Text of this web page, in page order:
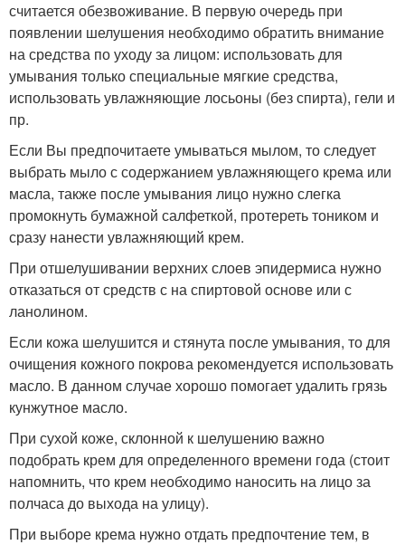
считается обезвоживание. В первую очередь при
появлении шелушения необходимо обратить внимание
на средства по уходу за лицом: использовать для
умывания только специальные мягкие средства,
использовать увлажняющие лосьоны (без спирта), гели и
пр.
Если Вы предпочитаете умываться мылом, то следует
выбрать мыло с содержанием увлажняющего крема или
масла, также после умывания лицо нужно слегка
промокнуть бумажной салфеткой, протереть тоником и
сразу нанести увлажняющий крем.
При отшелушивании верхних слоев эпидермиса нужно
отказаться от средств с на спиртовой основе или с
ланолином.
Если кожа шелушится и стянута после умывания, то для
очищения кожного покрова рекомендуется использовать
масло. В данном случае хорошо помогает удалить грязь
кунжутное масло.
При сухой коже, склонной к шелушению важно
подобрать крем для определенного времени года (стоит
напомнить, что крем необходимо наносить на лицо за
полчаса до выхода на улицу).
При выборе крема нужно отдать предпочтение тем, в